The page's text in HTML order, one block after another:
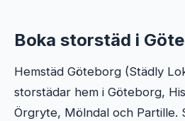
Boka storstäd i
Hemstäd Göteborg (Städly
storstädar hem i Göteborg,
Örgryte, Mölndal och Partille.